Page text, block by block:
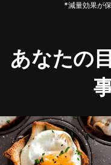
*減量効果が
あなたの